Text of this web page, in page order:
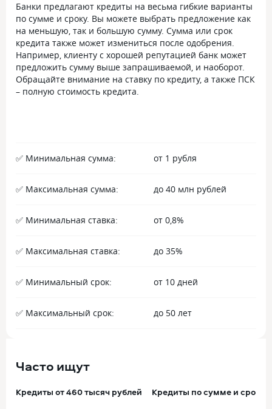
Банки предлагают кредиты на весьма гибкие варианты
по сумме и сроку. Вы можете выбрать предложение как
на меньшую, так и большую сумму. Сумма или срок
кредита также может измениться после одобрения.
Например, клиенту с хорошей репутацией банк может
предложить сумму выше запрашиваемой, и наоборот.
Обращайте внимание на ставку по кредиту, а также ПСК
– полную стоимость кредита.
✅ Минимальная сумма: от 1 рубля
✅ Максимальная сумма: до 40 млн рублей
✅ Минимальная ставка: от 0,8%
✅ Максимальная ставка: до 35%
✅ Минимальный срок: от 10 дней
✅ Максимальный срок: до 50 лет
Часто ищут
Кредиты от 460 тысяч рублей Кредиты по сумме и сроку